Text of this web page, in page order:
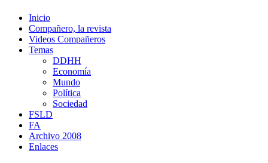
Inicio
Compañero, la revista
Videos Compañeros
Temas
DDHH
Economía
Mundo
Política
Sociedad
FSLD
FA
Archivo 2008
Enlaces